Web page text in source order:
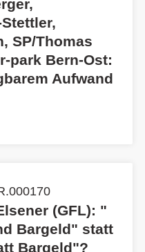
SP/Thomas
park Bern-Ost:
Aufwand
(GFL): "
Bargeld" statt
Bargeld"?